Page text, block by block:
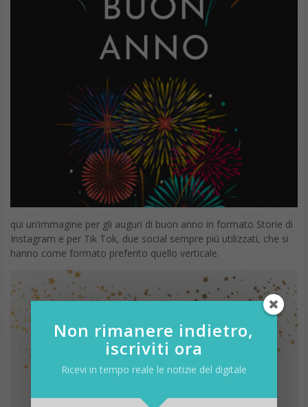
qui un’immagine per gli auguri di buon anno in formato Storie di
Instagram e per Tik Tok, due social sempre più utilizzati, che si
hanno come formato preferito quello verticale.
Non rimanere indietro,
iscriviti ora
Ricevi in tempo reale le notizie del digitale